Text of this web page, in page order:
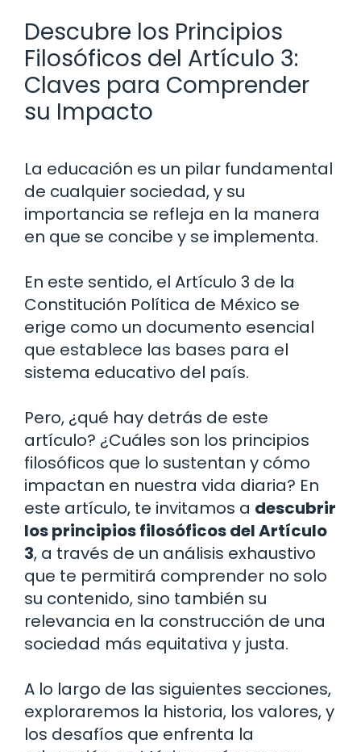
Descubre los Principios
Filosóficos del Artículo 3:
Claves para Comprender
su Impacto
La educación es un pilar fundamental
de cualquier sociedad, y su
importancia se refleja en la manera
en que se concibe y se implementa.
En este sentido, el Artículo 3 de la
Constitución Política de México se
erige como un documento esencial
que establece las bases para el
sistema educativo del país.
Pero, ¿qué hay detrás de este
artículo? ¿Cuáles son los principios
filosóficos que lo sustentan y cómo
impactan en nuestra vida diaria? En
este artículo, te invitamos a descubrir
los principios filosóficos del Artículo
3, a través de un análisis exhaustivo
que te permitirá comprender no solo
su contenido, sino también su
relevancia en la construcción de una
sociedad más equitativa y justa.
A lo largo de las siguientes secciones,
exploraremos la historia, los valores, y
los desafíos que enfrenta la